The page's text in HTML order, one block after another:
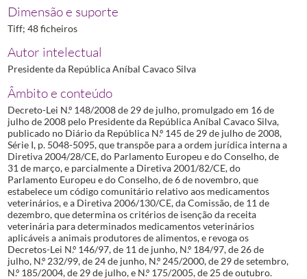
Dimensão e suporte
Tiff; 48 ficheiros
Autor intelectual
Presidente da República Aníbal Cavaco Silva
Âmbito e conteúdo
Decreto-Lei N.º 148/2008 de 29 de julho, promulgado em 16 de
julho de 2008 pelo Presidente da República Aníbal Cavaco Silva,
publicado no Diário da República N.º 145 de 29 de julho de 2008,
Série I, p. 5048-5095, que transpõe para a ordem jurídica interna a
Diretiva 2004/28/CE, do Parlamento Europeu e do Conselho, de
31 de março, e parcialmente a Diretiva 2001/82/CE, do
Parlamento Europeu e do Conselho, de 6 de novembro, que
estabelece um código comunitário relativo aos medicamentos
veterinários, e a Diretiva 2006/130/CE, da Comissão, de 11 de
dezembro, que determina os critérios de isenção da receita
veterinária para determinados medicamentos veterinários
aplicáveis a animais produtores de alimentos, e revoga os
Decretos-Lei N.º 146/97, de 11 de junho, N.º 184/97, de 26 de
julho, N.º 232/99, de 24 de junho, N.º 245/2000, de 29 de setembro,
N.º 185/2004, de 29 de julho, e N.º 175/2005, de 25 de outubro.